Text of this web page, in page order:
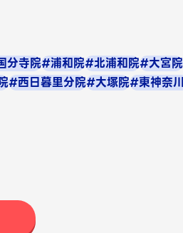
分寺院#浦和院#北浦和院#大宮院
#西日暮里分院#大塚院#東神奈